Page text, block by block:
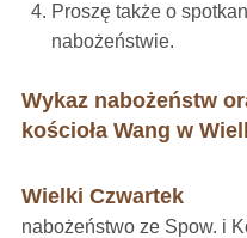
Proszę także o
nabożeństwie.
Wykaz nabożeństw
kościoła Wang w
Wielki Czwartek
nabożeństwo ze Spow. i